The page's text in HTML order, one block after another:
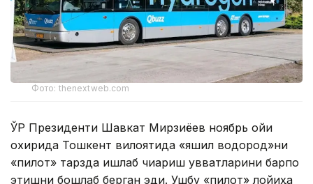
Фото: thenextweb.com
ЎР Президенти Шавкат Мирзиёев ноябрь ойи
охирида Тошкент вилоятида «яшил водород»ни
«пилот» тарзда ишлаб чиқариш қувватларини барпо
этишни бошлаб берган эди. Ушбу «пилот» лойиҳа